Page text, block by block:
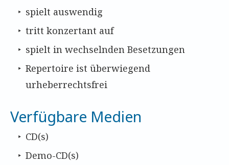
spielt auswendig
tritt konzertant auf
spielt in wechselnden Besetzungen
Repertoire ist überwiegend
urheberrechtsfrei
Verfügbare Medien
CD(s)
Demo-CD(s)